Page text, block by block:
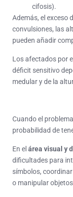
cifosis).
Además, el exceso
convulsiones, las
pueden añadir
Los afectados por
déficit sensitivo
medular y de la
Cuando el
probabilidad de
En el área visual y
dificultades para
símbolos,
o manipular